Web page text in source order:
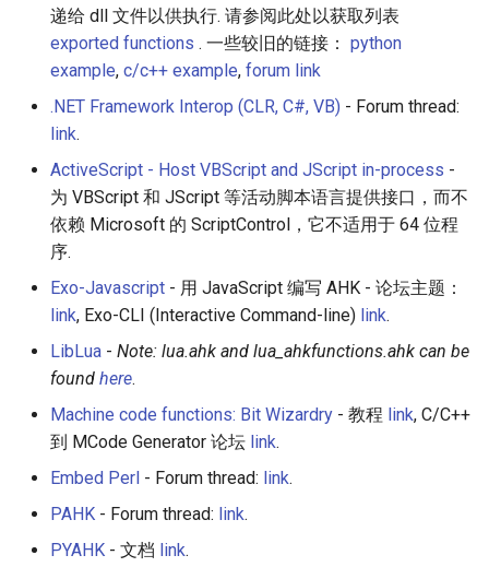
递给 dll 文件以供执行. 请参阅此处以获取列表
exported functions . 一些较旧的链接： python
example, c/c++ example, forum link
.NET Framework Interop (CLR, C#, VB) - Forum thread:
link.
ActiveScript - Host VBScript and JScript in-process -
为 VBScript 和 JScript 等活动脚本语言提供接口，而不
依赖 Microsoft 的 ScriptControl，它不适用于 64 位程
序.
Exo-Javascript - 用 Ja​​vaScript 编写 AHK - 论坛主题：
link, Exo-CLI (Interactive Command-line) link.
LibLua - Note: lua.ahk and lua_ahkfunctions.ahk can be
found here.
Machine code functions: Bit Wizardry - 教程 link, C/C++
到 MCode Generator 论坛 link.
Embed Perl - Forum thread: link.
PAHK - Forum thread: link.
PYAHK - 文档 link.